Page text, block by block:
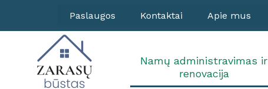
Paslaugos Kontaktai Apie mus
Namų administravimas ir
renovacija